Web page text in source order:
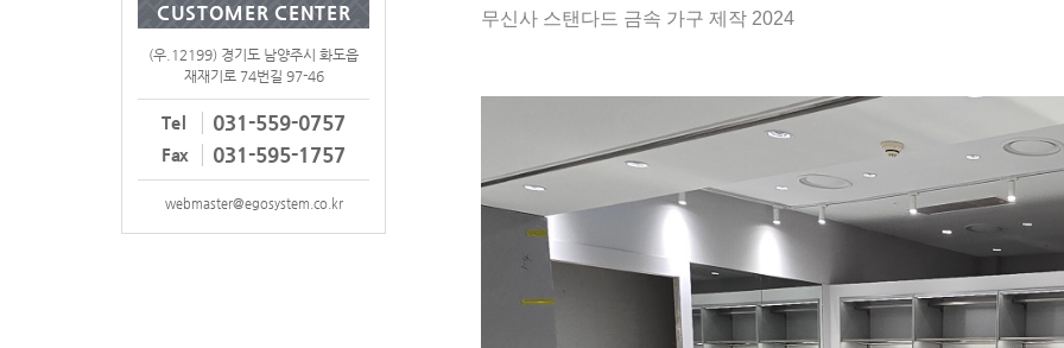
CUSTOMER CENTER
(우.12199) 경기도 남양주시 화도읍
재재기로 74번길 97-46
Tel 031-559-0757
Fax 031-595-1757
webmaster@egosystem.co.kr
무신사 스탠다드 금속 가구 제작 2024